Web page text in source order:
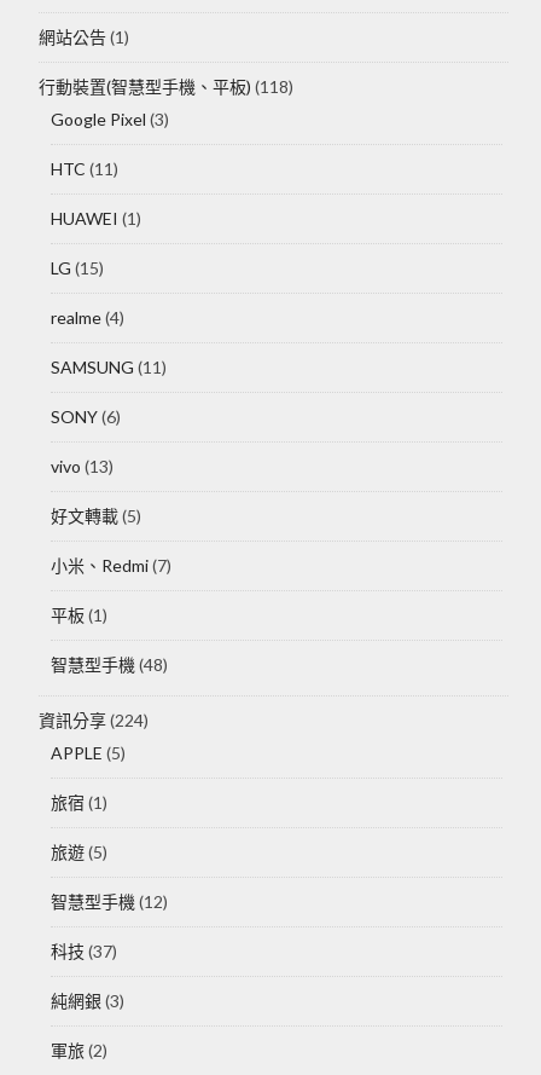
網站公告(1)
行動裝置(智慧型手機、平板) (118)
Google Pixel (3)
HTC (11)
HUAWEI (1)
LG (15)
realme(4)
SAMSUNG (11)
SONY(6)
vivo (13)
好文轉載(5)
小米、Redmi(7)
平板(1)
智慧型手機 (48)
資訊分享(224)
APPLE (5)
旅宿 (1)
旅遊(5)
智慧型手機 (12)
科技 (37)
純網銀 (3)
軍旅(2)